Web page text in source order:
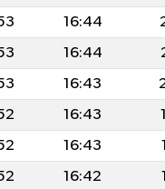
16:44
16:44
16:43
16:43
16:43
16:42